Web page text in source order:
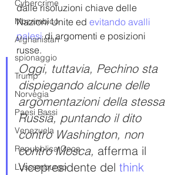
Cybercrime
Mozambico
Afghanistan
spionaggio
Trump
Norvegia
Paesi Bassi
Venezuela
Repubblica Ceca
Lussemburgo
dalle risoluzioni chiave delle
Nazioni Unite ed evitando avalli
palesi di argomenti e posizioni
russe.
Oggi, tuttavia, Pechino sta
dispiegando alcune delle
argomentazioni della stessa
Russia, puntando il dito
contro Washington, non
contro Mosca, afferma il
Vicepresidente del think